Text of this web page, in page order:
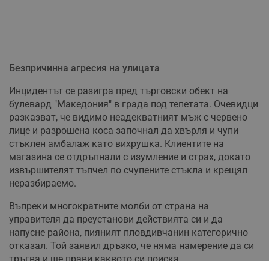
Безпричинна агресия на улицата
Инцидентът се разигра пред търговски обект на
булевард "Македония" в града под тепетата. Очевидци
разказват, че видимо неадекватният мъж с червено
лице и разрошена коса започнал да хвърля и чупи
стъклен амбалаж като вихрушка. Клиентите на
магазина се отдръпнали с изумление и страх, докато
извършителят тъпчел по счупените стъкла и крещял
неразбираемо.
Въпреки многократните молби от страна на
управителя да преустанови действията си и да
напусне района, пияният пловдивчанин категорично
отказал. Той заявил дръзко, че няма намерение да си